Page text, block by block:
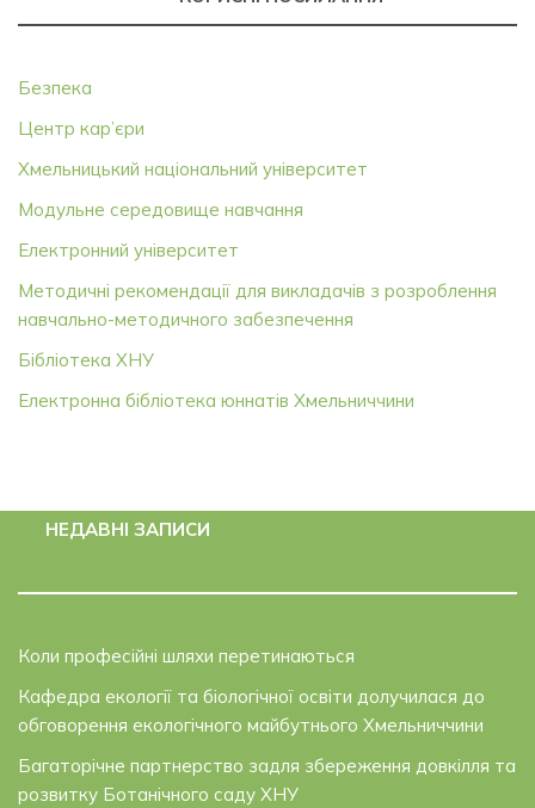
Безпека
Центр кар’єри
Хмельницький національний університет
Модульне середовище навчання
Електронний університет
Методичні рекомендації для викладачів з розроблення
навчально-методичного забезпечення
Бібліотека ХНУ
Електронна бібліотека юннатів Хмельниччини
НЕДАВНІ ЗАПИСИ
Коли професійні шляхи перетинаються
Кафедра екології та біологічної освіти долучилася до
обговорення екологічного майбутнього Хмельниччини
Багаторічне партнерство задля збереження довкілля та
розвитку Ботанічного саду ХНУ